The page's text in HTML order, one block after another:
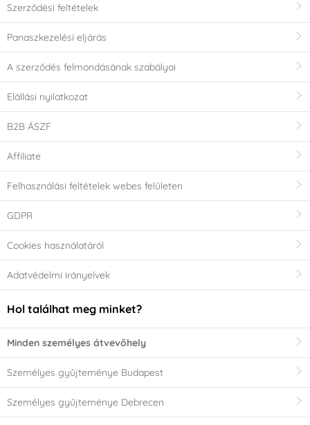
Szerződési feltételek
Panaszkezelési eljárás
A szerződés felmondásának szabályai
Elállási nyilatkozat
B2B ÁSZF
Affiliate
Felhasználási feltételek webes felületen
GDPR
Cookies használatáról
Adatvédelmi irányelvek
Hol találhat meg minket?
Minden személyes átvevőhely
Személyes gyűjteménye Budapest
Személyes gyűjteménye Debrecen